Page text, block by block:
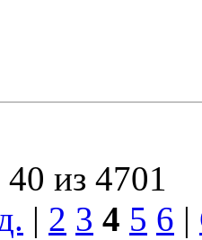
из 4701
| 2 3 4 5 6 |